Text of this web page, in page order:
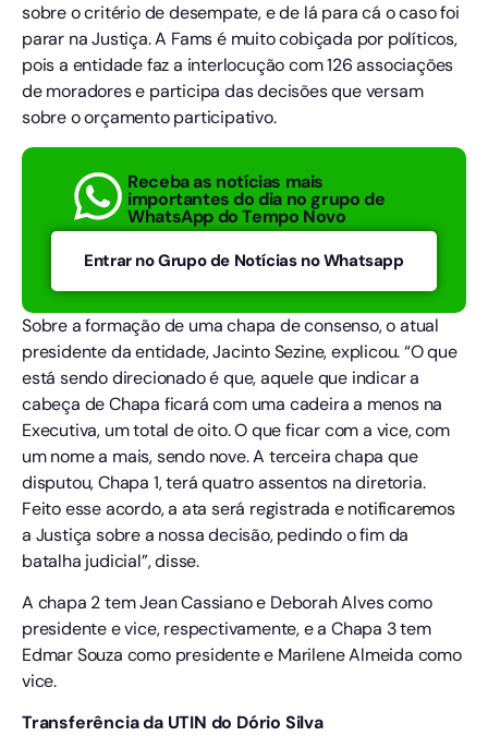
sobre o critério de desempate, e de lá para cá o caso foi
parar na Justiça. A Fams é muito cobiçada por políticos,
pois a entidade faz a interlocução com 126 associações
de moradores e participa das decisões que versam
sobre o orçamento participativo.
Receba as notícias mais
importantes do dia no grupo de
WhatsApp do Tempo Novo
Entrar no Grupo de Notícias no Whatsapp
Sobre a formação de uma chapa de consenso, o atual
presidente da entidade, Jacinto Sezine, explicou. “O que
está sendo direcionado é que, aquele que indicar a
cabeça de Chapa ficará com uma cadeira a menos na
Executiva, um total de oito. O que ficar com a vice, com
um nome a mais, sendo nove. A terceira chapa que
disputou, Chapa 1, terá quatro assentos na diretoria.
Feito esse acordo, a ata será registrada e notificaremos
a Justiça sobre a nossa decisão, pedindo o fim da
batalha judicial”, disse.
A chapa 2 tem Jean Cassiano e Deborah Alves como
presidente e vice, respectivamente, e a Chapa 3 tem
Edmar Souza como presidente e Marilene Almeida como
vice.
Transferência da UTIN do Dório Silva